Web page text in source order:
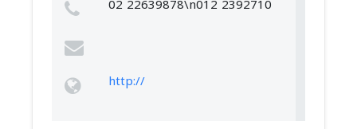
02 22639878\n012 2392710
http://